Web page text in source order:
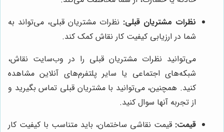
نظرات مشتریان قبلی: نظرات مشتریان قبلی، می‌تواند به
شما در ارزیابی کیفیت کار نقاش کمک کند.
می‌توانید نظرات مشتریان قبلی را در وب‌سایت نقاش،
شبکه‌های اجتماعی یا سایر پلتفرم‌های آنلاین مشاهده
کنید. همچنین، می‌توانید با مشتریان قبلی تماس بگیرید و
از تجربه آنها سوال کنید.
قیمت: قیمت نقاشی ساختمان، باید متناسب با کیفیت کار